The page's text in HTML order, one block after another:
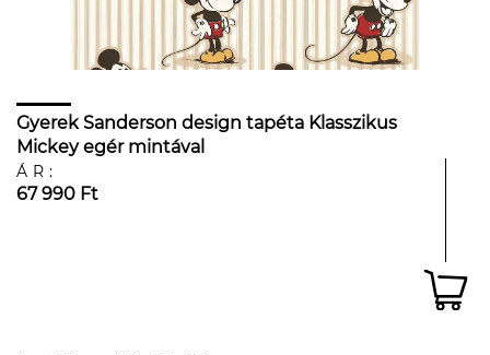
Gyerek Sanderson design tapéta Klasszikus
Mickey egér mintával
ÁR:
67 990 Ft